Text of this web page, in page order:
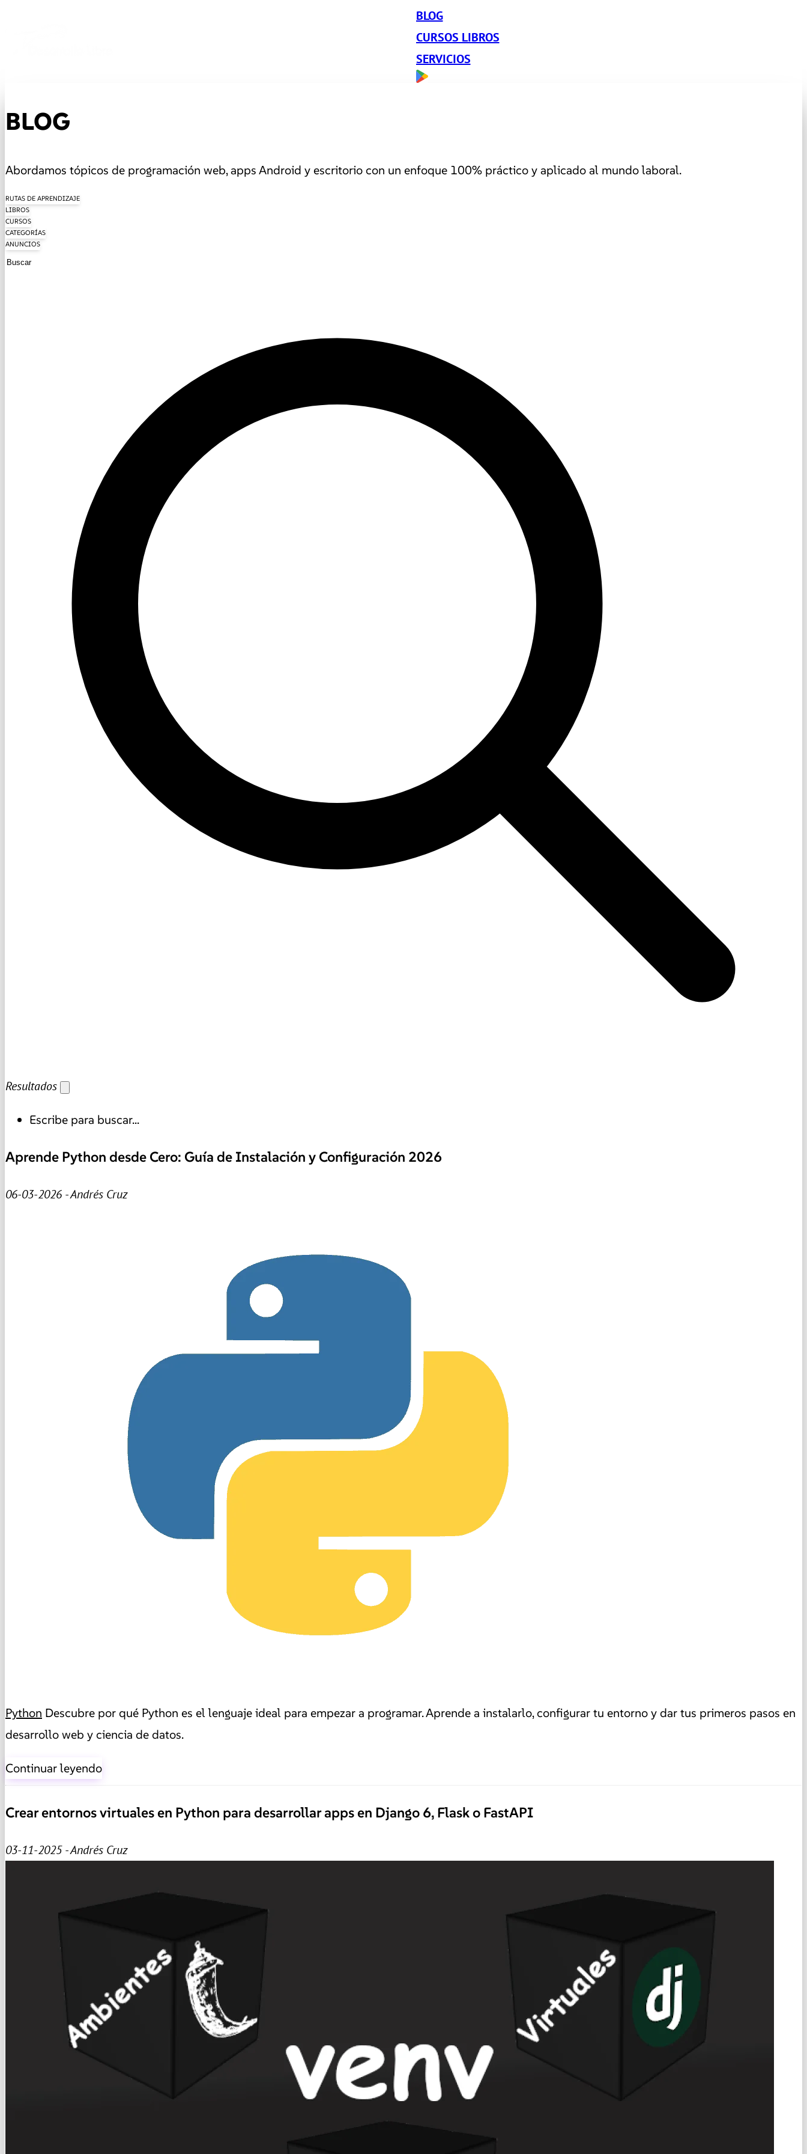
BLOG
CURSOS LIBROS
SERVICIOS
BLOG
Abordamos tópicos de programación web, apps Android y escritorio con un enfoque 100% práctico y aplicado al mundo laboral.
RUTAS DE APRENDIZAJE
LIBROS
CURSOS
CATEGORÍAS
ANUNCIOS
Resultados
Escribe para buscar...
Aprende Python desde Cero: Guía de Instalación y Configuración 2026
06-03-2026 - Andrés Cruz
Python Descubre por qué Python es el lenguaje ideal para empezar a programar. Aprende a instalarlo, configurar tu entorno y dar tus primeros pasos en
desarrollo web y ciencia de datos.
Continuar leyendo
Crear entornos virtuales en Python para desarrollar apps en Django 6, Flask o FastAPI
03-11-2025 - Andrés Cruz